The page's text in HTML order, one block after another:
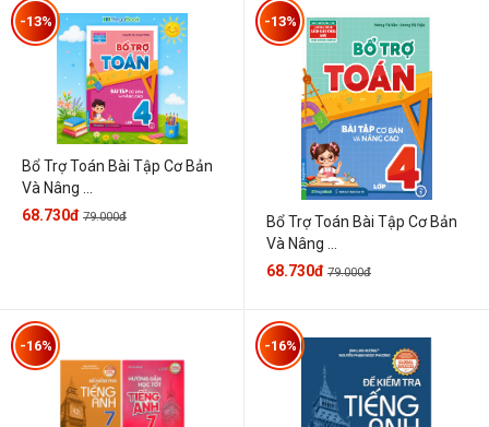
Bổ Trợ Toán Bài Tập Cơ Bản
Và Nâng ...
-13%
68.730đ 79.000đ
Bổ Trợ Toán Bài Tập Cơ Bản
Và Nâng ...
-13%
68.730đ 79.000đ
-16% -16%